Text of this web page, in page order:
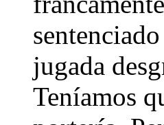
jugada
Teníamos